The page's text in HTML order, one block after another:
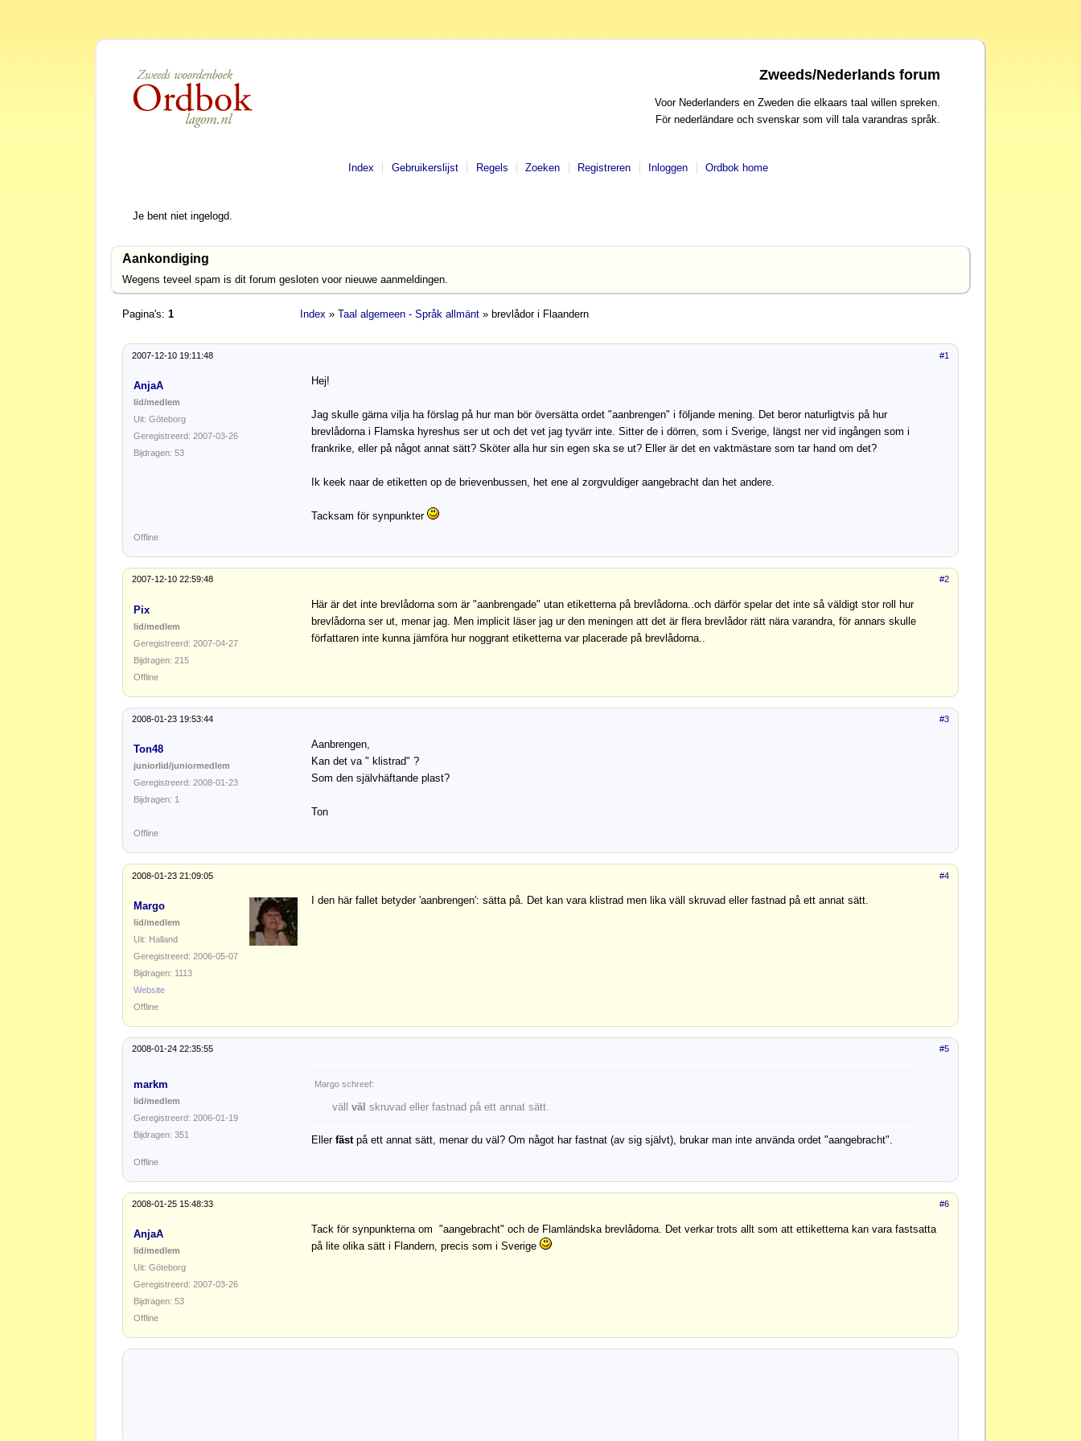
Zweeds/Nederlands forum
Voor Nederlanders en Zweden die elkaars taal willen spreken.
För nederländare och svenskar som vill tala varandras språk.
Index Gebruikerslijst Regels Zoeken Registreren Inloggen Ordbok home
Je bent niet ingelogd.
Aankondiging
Wegens teveel spam is dit forum gesloten voor nieuwe aanmeldingen.
Pagina's: 1 Index » Taal algemeen - Språk allmänt » brevlådor i Flaandern
#1
2007-12-10 19:11:48
AnjaA
lid/medlem
Uit: Göteborg
Geregistreerd: 2007-03-26
Bijdragen: 53
Hej!
Jag skulle gärna vilja ha förslag på hur man bör översätta ordet "aanbrengen" i följande mening. Det beror naturligtvis på hur
brevlådorna i Flamska hyreshus ser ut och det vet jag tyvärr inte. Sitter de i dörren, som i Sverige, längst ner vid ingången som i
frankrike, eller på något annat sätt? Sköter alla hur sin egen ska se ut? Eller är det en vaktmästare som tar hand om det?
Ik keek naar de etiketten op de brievenbussen, het ene al zorgvuldiger aangebracht dan het andere.
Tacksam för synpunkter
Offline
#2
2007-12-10 22:59:48
Pix
lid/medlem
Geregistreerd: 2007-04-27
Bijdragen: 215
Här är det inte brevlådorna som är "aanbrengade" utan etiketterna på brevlådorna..och därför spelar det inte så väldigt stor roll hur
brevlådorna ser ut, menar jag. Men implicit läser jag ur den meningen att det är flera brevlådor rätt nära varandra, för annars skulle
författaren inte kunna jämföra hur noggrant etiketterna var placerade på brevlådorna..
Offline
#3
2008-01-23 19:53:44
Ton48
juniorlid/juniormedlem
Geregistreerd: 2008-01-23
Bijdragen: 1
Aanbrengen,
Kan det va " klistrad" ?
Som den självhäftande plast?
Ton
Offline
#4
2008-01-23 21:09:05
Margo
lid/medlem
Uit: Halland
Geregistreerd: 2006-05-07
Bijdragen: 1113
Website
I den här fallet betyder 'aanbrengen': sätta på. Det kan vara klistrad men lika väll skruvad eller fastnad på ett annat sätt.
Offline
#5
2008-01-24 22:35:55
markm
lid/medlem
Geregistreerd: 2006-01-19
Bijdragen: 351
Margo schreef:
väll väl skruvad eller fastnad på ett annat sätt.
Eller fästpå ett annat sätt, menar du väl? Om något har fastnat (av sig självt), brukar man inte använda ordet "aangebracht".
Offline
#6
2008-01-25 15:48:33
AnjaA
lid/medlem
Uit: Göteborg
Geregistreerd: 2007-03-26
Bijdragen: 53
Tack för synpunkterna om "aangebracht" och de Flamländska brevlådorna. Det verkar trots allt som att ettiketterna kan vara fastsatta
på lite olika sätt i Flandern, precis som i Sverige
Offline